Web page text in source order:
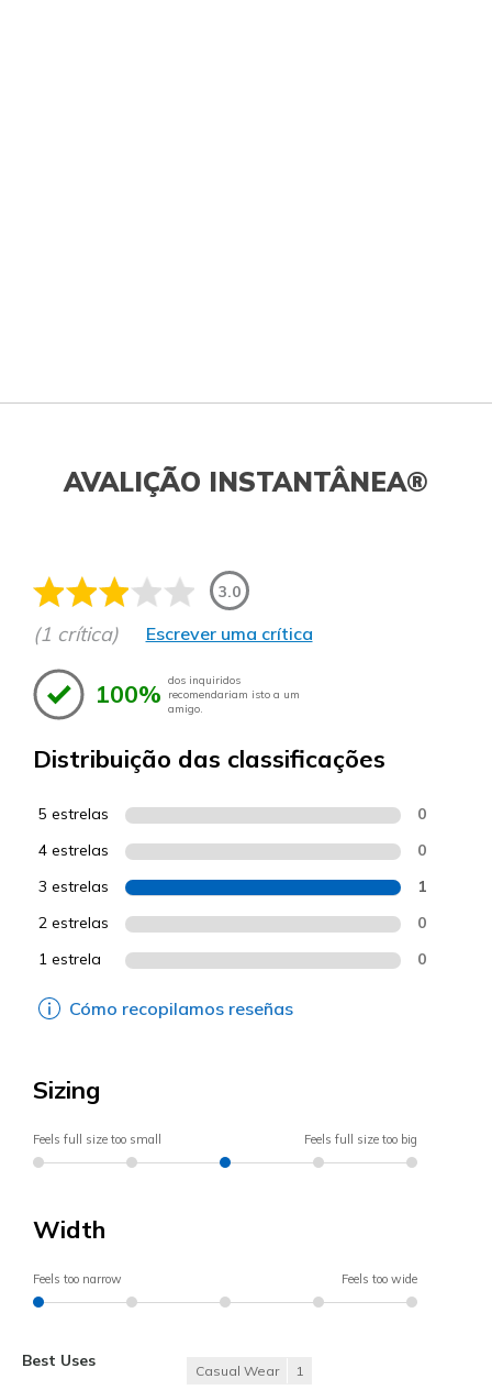
AVALIÇÃO INSTANTÂNEA®
3.0
(1 crítica) Escrever uma crítica
100% dos inquiridos
recomendariam isto a um
amigo.
Distribuição das classificações
5 estrelas 0
4 estrelas 0
3 estrelas 1
2 estrelas 0
1 estrela 0
Cómo recopilamos reseñas
Sizing
Feels full size too small Feels full size too big
Width
Feels too narrow Feels too wide
Best Uses
Casual Wear 1